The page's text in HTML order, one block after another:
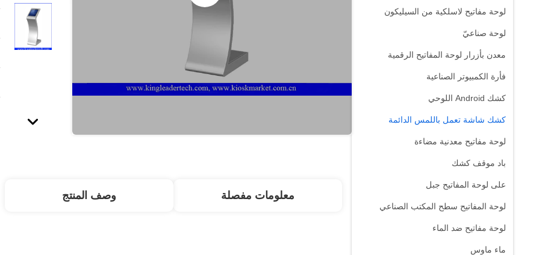
لوحة مفاتيح لاسلكية من السيليكون
لوحة صناعيّ
معدن بأزرار لوحة المفاتيح الرقمية
فأرة الكمبيوتر الصناعية
كشك Android اللوحي
كشك شاشة تعمل باللمس الدائمة
لوحة مفاتيح معدنية مضاءة
باد موقف كشك
على لوحة المفاتيح جبل
لوحة المفاتيح سطح المكتب الصناعي
لوحة مفاتيح ضد الماء
ماء ماوس
معلومات مفصلة وصف المنتج